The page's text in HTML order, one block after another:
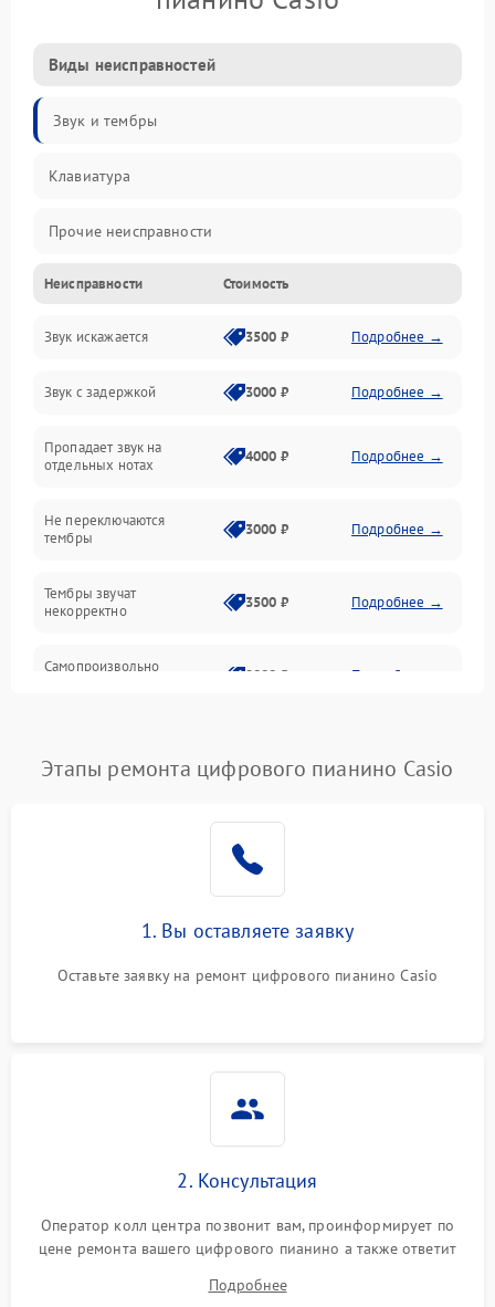
Виды неисправностей
Звук и тембры
Клавиатура
Прочие неисправности
Включение и работа
Управление и электроника
Подключения и интерфейсы
Педали и стойка
Аудио
Оптика
Неисправности Стоимость
Звук искажается 3500 ₽ Подробнее →
Звук с задержкой 3000 ₽ Подробнее →
Пропадает звук на
отдельных нотах
4000 ₽ Подробнее →
Не переключаются
тембры
3000 ₽ Подробнее →
Тембры звучат
некорректно
3500 ₽ Подробнее →
Самопроизвольно
2800 ₽ Подробнее →
Этапы ремонта цифрового пианино Casio
1. Вы оставляете заявку
Оставьте заявку на ремонт цифрового пианино Casio
2. Консультация
Оператор колл центра позвонит вам, проинформирует по
цене ремонта вашего цифрового пианино а также ответит
Подробнее